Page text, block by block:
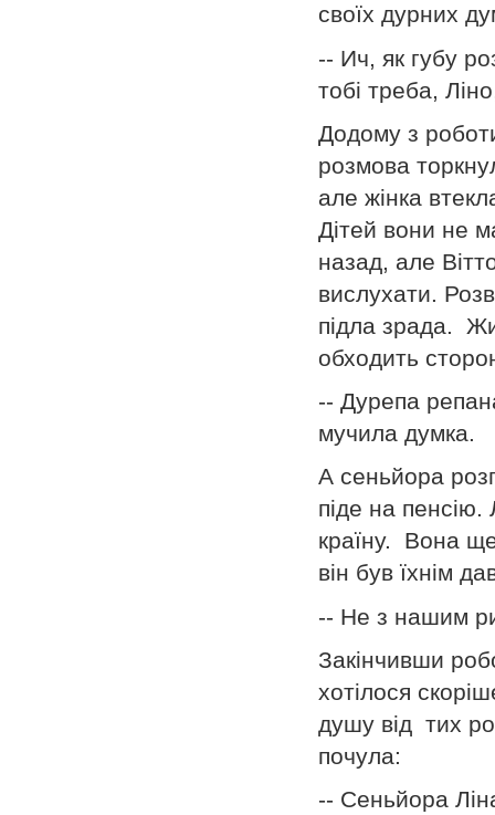
своїх дурних
-- Ич, як губу
тобі треба,
Додому з
розмова
але жінка
Дітей вони не
назад, але
вислухати.
підла зрада.
обходить
-- Дурепа
мучила думка.
А сеньйора
піде на
країну. Вона
він був їхнім
-- Не з нашим
Закінчивши
хотілося
душу від тих
почула:
-- Сеньйора